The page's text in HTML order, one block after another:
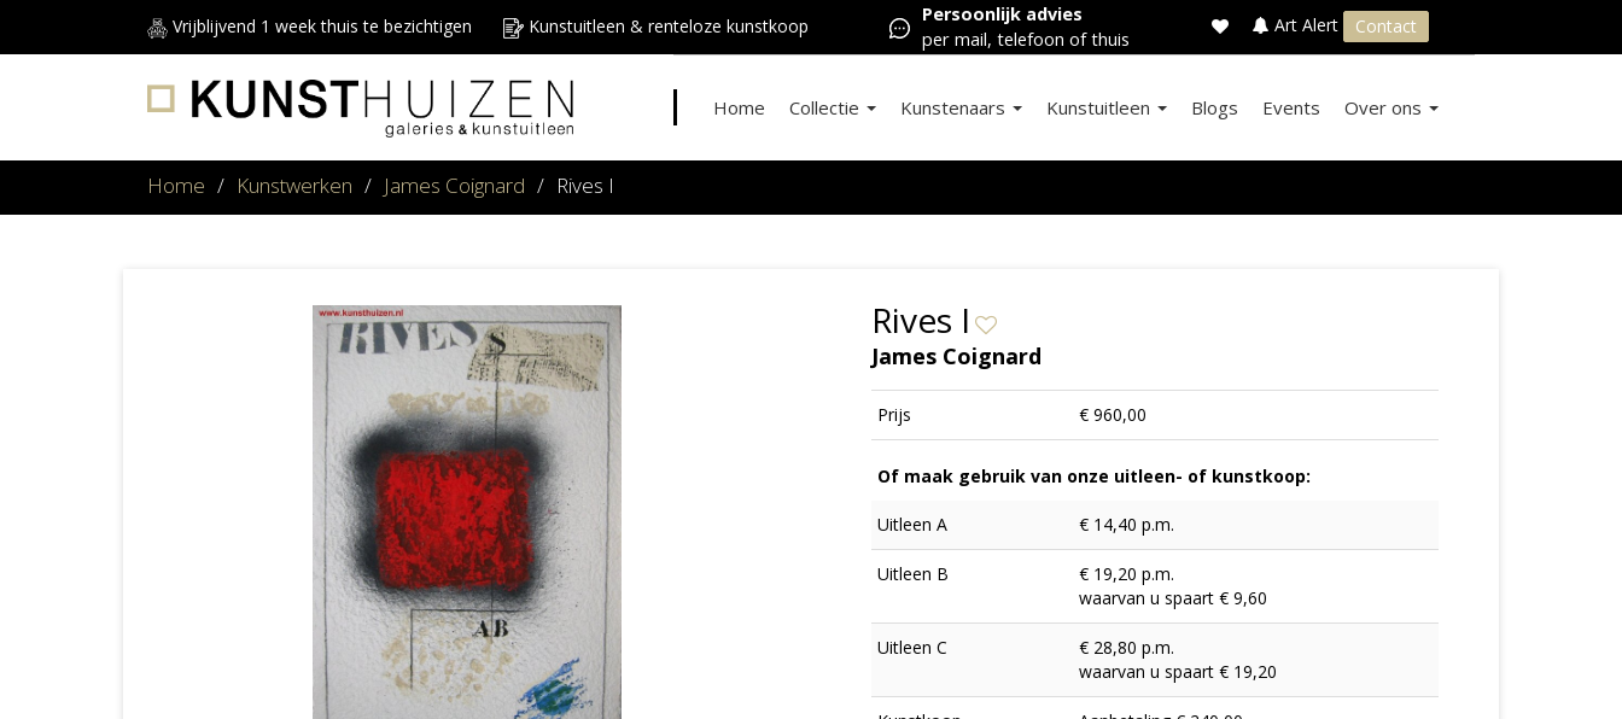
Vrijblijvend 1 week thuis te bezichtigen Kunstuitleen & renteloze kunstkoop
Persoonlijk advies
per mail, telefoon of thuis
Art Alert Contact
Home Collectie Kunstenaars Kunstuitleen Blogs Events Over ons
Home / Kunstwerken / James Coignard / Rives I
Rives I
James Coignard
Prijs € 960,00
Of maak gebruik van onze uitleen- of kunstkoop:
Uitleen A € 14,40 p.m.
Uitleen B
€ 19,20 p.m.
waarvan u spaart € 9,60
Uitleen C
€ 28,80 p.m.
waarvan u spaart € 19,20